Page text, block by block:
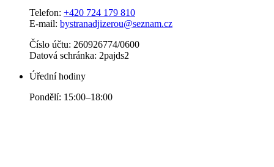
Telefon: +420 724 179 810
E-mail: bystranadjizerou@seznam.cz
Číslo účtu: 260926774/0600
Datová schránka: 2pajds2
Úřední hodiny
Pondělí: 15:00–18:00